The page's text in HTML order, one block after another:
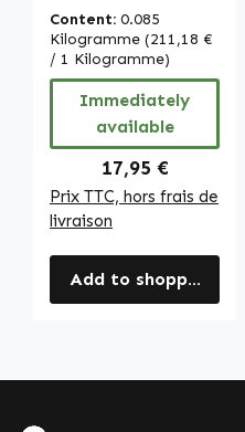
B1 (thiamine),
magnésium et
plus encore - pour
le cœur, les
muscles et bien
plus | Warnke
Vitalstoffe
Content: 0.085
Kilogramme (211,18 €
/ 1 Kilogramme)
Immediately
available
Regular price:
17,95 €
Prix TTC, hors frais de
livraison
Add to shopping cart